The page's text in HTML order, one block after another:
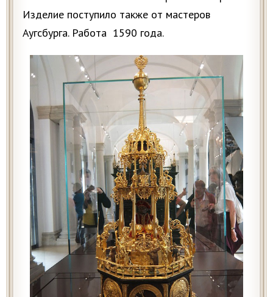
Изделие поступило также от мастеров
Аугсбурга. Работа 1590 года.